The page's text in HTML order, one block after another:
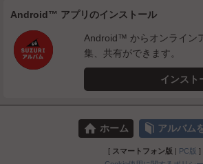
Android™ アプリのインストール
Android™ からオンライン
集、共有ができます。
インスト
⌂ ホーム 📕 アルバム
[ スマートフォン版 | PC版 ]